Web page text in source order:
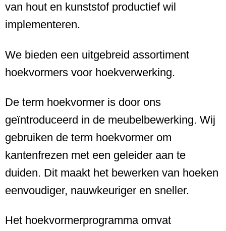
van hout en kunststof productief wil
implementeren.
We bieden een uitgebreid assortiment
hoekvormers voor hoekverwerking.
De term hoekvormer is door ons
geïntroduceerd in de meubelbewerking. Wij
gebruiken de term hoekvormer om
kantenfrezen met een geleider aan te
duiden. Dit maakt het bewerken van hoeken
eenvoudiger, nauwkeuriger en sneller.
Het hoekvormerprogramma omvat